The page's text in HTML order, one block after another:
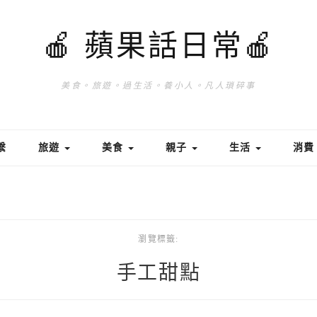
🍎 蘋果話日常🍎
美食。旅遊。過生活。養小人。凡人瑣碎事
旅遊 美食 親子 生活 消費
瀏覽標籤:
手工甜點